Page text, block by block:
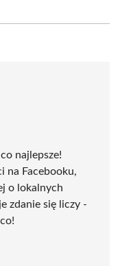
najlepsze!
na Facebooku,
o lokalnych
zdanie się liczy -